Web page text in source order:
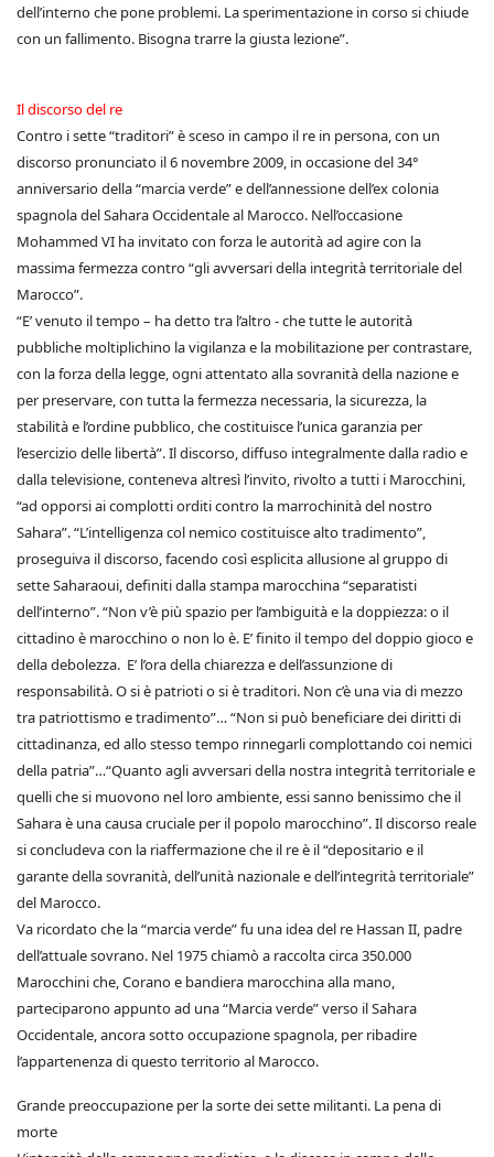
dell’interno che pone problemi. La sperimentazione in corso si chiude
con un fallimento. Bisogna trarre la giusta lezione”.
Il discorso del re
Contro i sette “traditori” è sceso in campo il re in persona, con un
discorso pronunciato il 6 novembre 2009, in occasione del 34°
anniversario della “marcia verde” e dell’annessione dell’ex colonia
spagnola del Sahara Occidentale al Marocco. Nell’occasione
Mohammed VI ha invitato con forza le autorità ad agire con la
massima fermezza contro “gli avversari della integrità territoriale del
Marocco”.
“E’ venuto il tempo – ha detto tra l’altro - che tutte le autorità
pubbliche moltiplichino la vigilanza e la mobilitazione per contrastare,
con la forza della legge, ogni attentato alla sovranità della nazione e
per preservare, con tutta la fermezza necessaria, la sicurezza, la
stabilità e l’ordine pubblico, che costituisce l’unica garanzia per
l’esercizio delle libertà”. Il discorso, diffuso integralmente dalla radio e
dalla televisione, conteneva altresì l’invito, rivolto a tutti i Marocchini,
“ad opporsi ai complotti orditi contro la marrochinità del nostro
Sahara”. “L’intelligenza col nemico costituisce alto tradimento”,
proseguiva il discorso, facendo così esplicita allusione al gruppo di
sette Saharaoui, definiti dalla stampa marocchina “separatisti
dell’interno”. “Non v’è più spazio per l’ambiguità e la doppiezza: o il
cittadino è marocchino o non lo è. E’ finito il tempo del doppio gioco e
della debolezza. E’ l’ora della chiarezza e dell’assunzione di
responsabilità. O si è patrioti o si è traditori. Non c’è una via di mezzo
tra patriottismo e tradimento”… “Non si può beneficiare dei diritti di
cittadinanza, ed allo stesso tempo rinnegarli complottando coi nemici
della patria”…“Quanto agli avversari della nostra integrità territoriale e
quelli che si muovono nel loro ambiente, essi sanno benissimo che il
Sahara è una causa cruciale per il popolo marocchino”. Il discorso reale
si concludeva con la riaffermazione che il re è il “depositario e il
garante della sovranità, dell’unità nazionale e dell’integrità territoriale”
del Marocco.
Va ricordato che la “marcia verde” fu una idea del re Hassan II, padre
dell’attuale sovrano. Nel 1975 chiamò a raccolta circa 350.000
Marocchini che, Corano e bandiera marocchina alla mano,
parteciparono appunto ad una “Marcia verde” verso il Sahara
Occidentale, ancora sotto occupazione spagnola, per ribadire
l’appartenenza di questo territorio al Marocco.
Grande preoccupazione per la sorte dei sette militanti. La pena di
morte